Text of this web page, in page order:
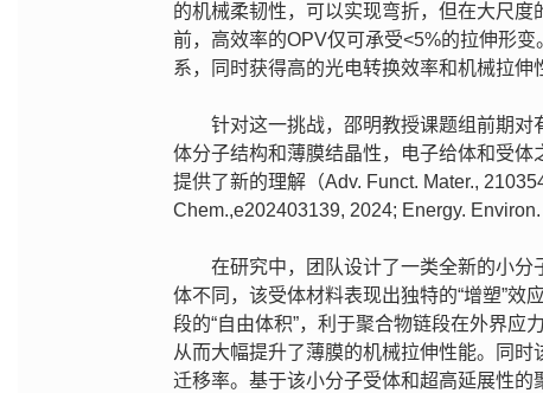
的机械柔韧性，可以实现弯折，但在大尺
前，高效率的OPV仅可承受<5%的拉伸形
系，同时获得高的光电转换效率和机械拉伸
针对这一挑战，邵明教授课题组前期
体分子结构和薄膜结晶性，电子给体和受
提供了新的理解（Adv. Funct. Mater.,
Chem.,e202403139, 2024; Energy.
在研究中，团队设计了一类全新的小
体不同，该受体材料表现出独特的“增塑”
段的“自由体积”，利于聚合物链段在外界应
从而大幅提升了薄膜的机械拉伸性能。同
迁移率。基于该小分子受体和超高延展性